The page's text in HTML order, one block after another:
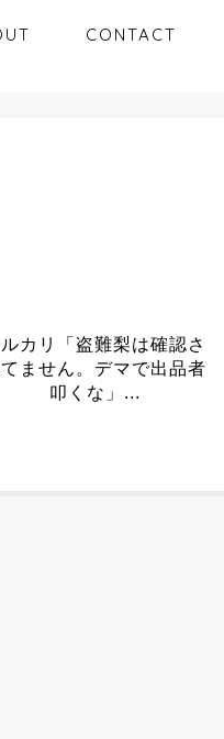
CONTACT
エルみたいな声なんやが
れって喋り方の問題か
????...